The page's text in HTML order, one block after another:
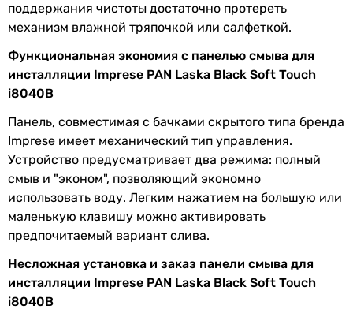
Вес в упаковке 1.4 кг
Гарантия
Гарантия
Увидели ошибку в описании или характеристиках?
Сообщите нам об этом!
Сообщить об ошибке
Характеристики, комплектация и фотографии Imprese PAN
Laska Black Soft Touch i8040B носят ознакомительный
характер и могут изменяться производителем без
изменения, внесенные производителем.
поддержания чистоты достаточно протереть
механизм влажной тряпочкой или салфеткой.
Функциональная экономия с панелью смыва для
инсталляции Imprese PAN Laska Black Soft Touch
i8040B
Панель, совместимая с бачками скрытого типа бренда
Imprese имеет механический тип управления.
Устройство предусматривает два режима: полный
смыв и "эконом", позволяющий экономно
использовать воду. Легким нажатием на большую или
маленькую клавишу можно активировать
предпочитаемый вариант слива.
Несложная установка и заказ панели смыва для
инсталляции Imprese PAN Laska Black Soft Touch
i8040B